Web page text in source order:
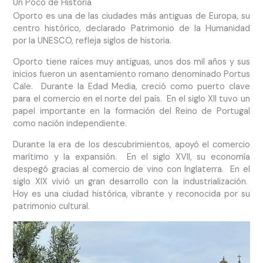
Un Poco de Historia
Oporto es una de las ciudades más antiguas de Europa, su
centro histórico, declarado Patrimonio de la Humanidad
por la UNESCO, refleja siglos de historia.
Oporto tiene raíces muy antiguas, unos dos mil años y sus
inicios fueron un asentamiento romano denominado Portus
Cale. Durante la Edad Media, creció como puerto clave
para el comercio en el norte del país. En el siglo XII tuvo un
papel importante en la formación del Reino de Portugal
como nación independiente.
Durante la era de los descubrimientos, apoyó el comercio
marítimo y la expansión. En el siglo XVII, su economía
despegó gracias al comercio de vino con Inglaterra. En el
siglo XIX vivió un gran desarrollo con la industrialización.
Hoy es una ciudad histórica, vibrante y reconocida por su
patrimonio cultural.